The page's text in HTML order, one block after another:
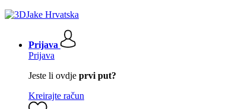
Prijava
Prijava
Jeste li ovdje prvi put?
Kreirajte račun